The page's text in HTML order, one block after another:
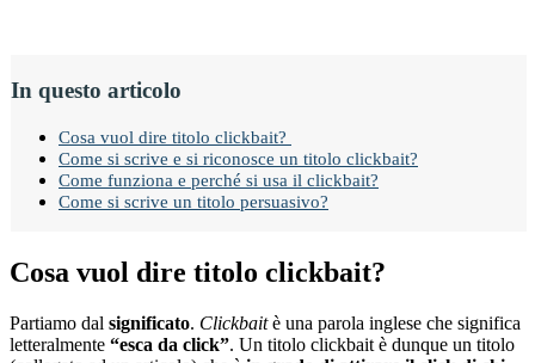
In questo articolo
Cosa vuol dire titolo clickbait?
Come si scrive e si riconosce un titolo clickbait?
Come funziona e perché si usa il clickbait?
Come si scrive un titolo persuasivo?
Cosa vuol dire titolo clickbait?
Partiamo dal significato. Clickbaitè una parola inglese che significa
letteralmente “esca da click”. Un titolo clickbait è dunque un titolo